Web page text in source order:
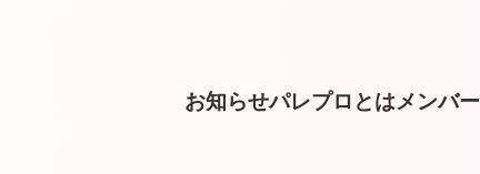
お知らせパレプロとはメンバー